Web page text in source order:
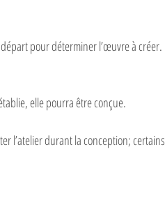
pour déterminer l’œuvre à
elle pourra être conçue.
l’atelier durant la conception;